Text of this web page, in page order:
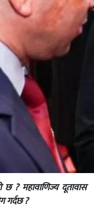
छ ? महावाणिज्य दूतावास
गर्दछ?